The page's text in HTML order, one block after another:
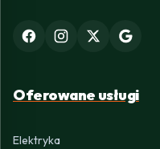
Oferowane usługi
Elektryka